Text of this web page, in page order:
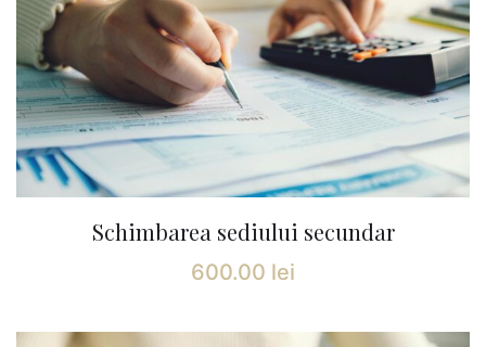
Schimbarea sediului secundar
600.00 lei